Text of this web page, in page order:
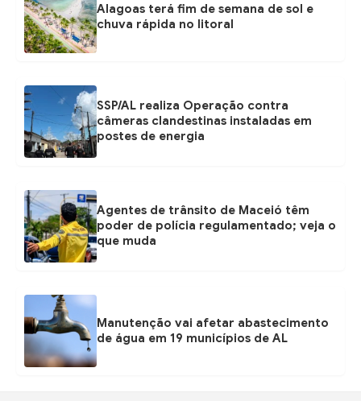
Alagoas terá fim de semana de sol e
chuva rápida no litoral
SSP/AL realiza Operação contra
câmeras clandestinas instaladas em
postes de energia
Agentes de trânsito de Maceió têm
poder de polícia regulamentado; veja o
que muda
Manutenção vai afetar abastecimento
de água em 19 municípios de AL